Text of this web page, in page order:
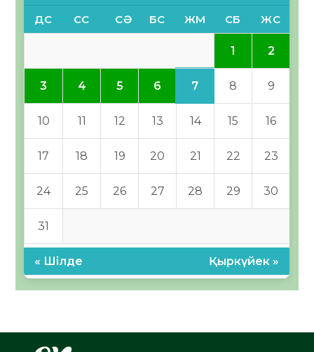
ДС СС СӘ БС ЖМ СБ ЖС
1 2
3 4 5 6 7 8 9
10 11 12 13 14 15 16
17 18 19 20 21 22 23
24 25 26 27 28 29 30
31
« Шілде Қыркүйек »